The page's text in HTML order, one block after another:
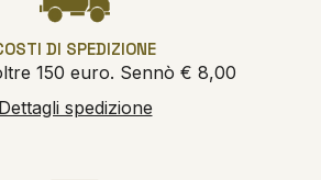
DI SPEDIZIONE
150 euro. Sennò € 8,00
Dettagli spedizione